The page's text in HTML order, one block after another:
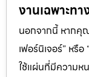
งานเฉพาะท
นอกจากนี้ หากคุ
เฟอร์นิเจอร์” หรื
ใช้แผ่นที่มีความห